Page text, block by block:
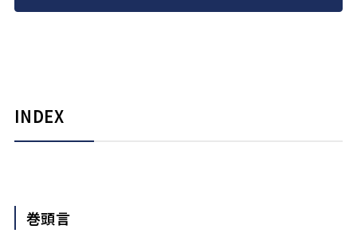
INDEX
巻頭言